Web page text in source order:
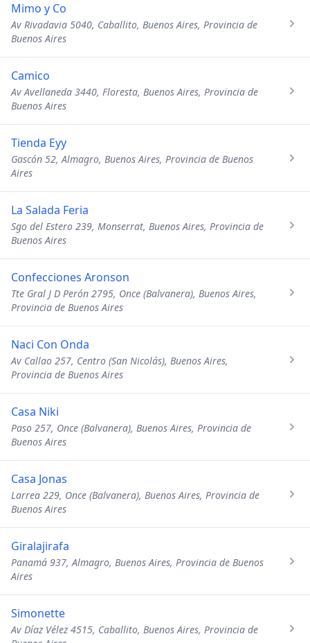
Mimo y Co
Av Rivadavia 5040, Caballito, Buenos Aires, Provincia de
Buenos Aires
Camico
Av Avellaneda 3440, Floresta, Buenos Aires, Provincia de
Buenos Aires
Tienda Eyy
Gascón 52, Almagro, Buenos Aires, Provincia de Buenos
Aires
La Salada Feria
Sgo del Estero 239, Monserrat, Buenos Aires, Provincia de
Buenos Aires
Confecciones Aronson
Tte Gral J D Perón 2795, Once (Balvanera), Buenos Aires,
Provincia de Buenos Aires
Naci Con Onda
Av Callao 257, Centro (San Nicolás), Buenos Aires,
Provincia de Buenos Aires
Casa Niki
Paso 257, Once (Balvanera), Buenos Aires, Provincia de
Buenos Aires
Casa Jonas
Larrea 229, Once (Balvanera), Buenos Aires, Provincia de
Buenos Aires
Giralajirafa
Panamá 937, Almagro, Buenos Aires, Provincia de Buenos
Aires
Simonette
Av Díaz Vélez 4515, Caballito, Buenos Aires, Provincia de